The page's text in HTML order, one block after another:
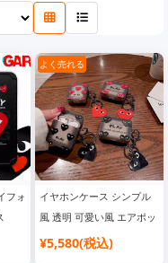
シアガケース ケンゾーケース
ベケース モスキーノケース
ディズニーケース
ケース
フォ
品
よく売れる
イヤホンケース シンプル
風 透明 可愛い風 エアポッ
ドプロ カバー 安い エアー
¥5,580(税込)